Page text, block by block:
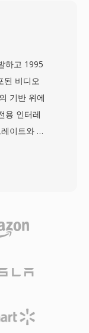
록 표준보
가능하게
레이스 스
스타일의
구조는 녹
일을 포함
매체에
히 널리
션에서 계
하고 1995
된 비디오
기반 위에
용 인터레
이트와 해
TV부터
이 가능합
축 근간이
로서 영화
한 방송